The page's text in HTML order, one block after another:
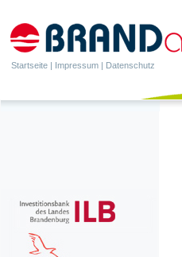
Startseite | Impressum | Datenschutz